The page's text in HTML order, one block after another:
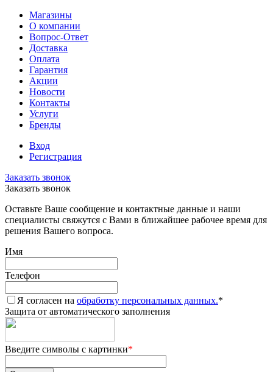
Магазины
О компании
Вопрос-Ответ
Доставка
Оплата
Гарантия
Акции
Новости
Контакты
Услуги
Бренды
Вход
Регистрация
Заказать звонок
Заказать звонок
Оставьте Ваше сообщение и контактные данные и наши
специалисты свяжутся с Вами в ближайшее рабочее время для
решения Вашего вопроса.
Имя
Телефон
Я согласен на обработку персональных данных.*
Защита от автоматического заполнения
Введите символы с картинки*